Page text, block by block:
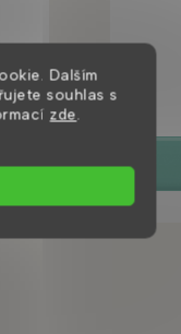
Dalším
souhlas s
zde